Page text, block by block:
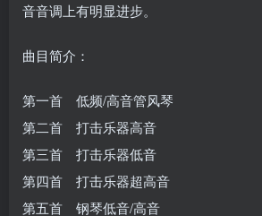
音音调上有明显进步。
曲目简介：
第一首 低频/高音管风琴
第二首 打击乐器高音
第三首 打击乐器低音
第四首 打击乐器超高音
第五首 钢琴低音/高音